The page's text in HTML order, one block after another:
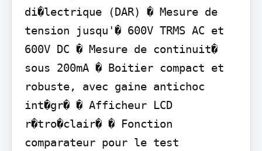
di�lectrique (DAR) � Mesure de
tension jusqu'� 600V TRMS AC et
600V DC � Mesure de continuit�
sous 200mA � Boitier compact et
robuste, avec gaine antichoc
int�gr� � Afficheur LCD
r�tro�clair� � Fonction
comparateur pour le test